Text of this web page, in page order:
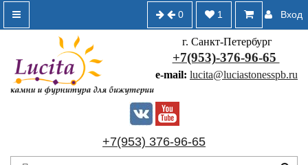
Вход
1
0
г. Санкт-Петербург
+7(953)-376-96-65
e-mail: lucita@luciastonesspb.ru
+7(953) 376-96-65